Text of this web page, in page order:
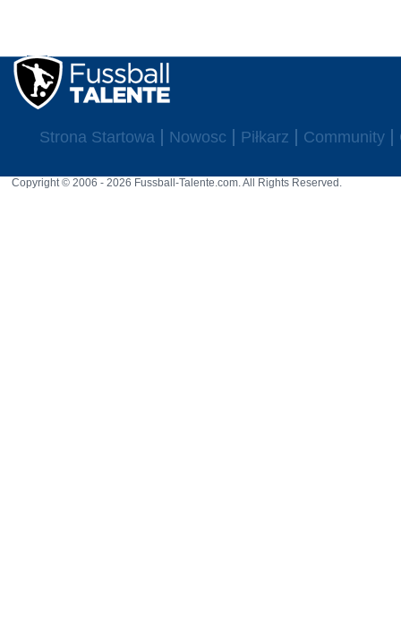
Strona Startowa Nowosc Piłkarz Community
Copyright © 2006 - 2026 Fussball-Talente.com. All Rights Reserved.